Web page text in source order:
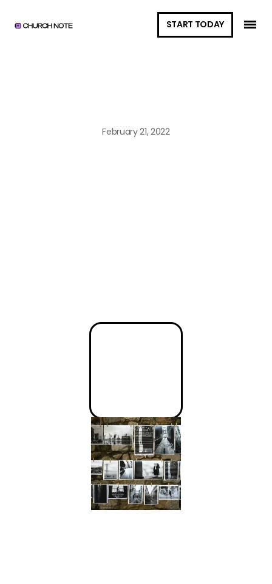
START TODAY
START TODAY
February 21, 2022
Nam